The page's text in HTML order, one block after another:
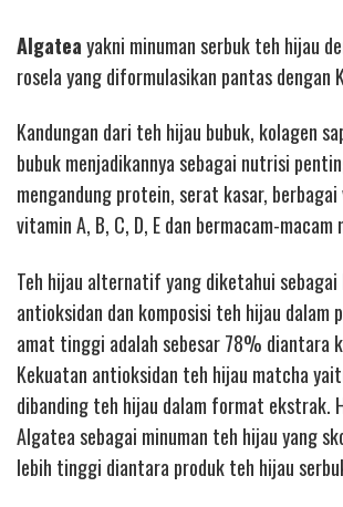
Algateayakni minuman serbuk teh hijau
rosela yang diformulasikan pantas dengan
Kandungan dari teh hijau bubuk, kolagen
bubuk menjadikannya sebagai nutrisi
mengandung protein, serat kasar,
vitamin A, B, C, D, E dan bermacam-macam
Teh hijau alternatif yang diketahui sebagai
antioksidan dan komposisi teh hijau dalam
amat tinggi adalah sebesar 78% diantara
Kekuatan antioksidan teh hijau matcha
dibanding teh hijau dalam format ekstrak.
Algatea sebagai minuman teh hijau yang
lebih tinggi diantara produk teh hijau